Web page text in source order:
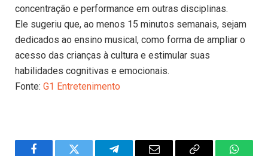
concentração e performance em outras disciplinas.
Ele sugeriu que, ao menos 15 minutos semanais, sejam
dedicados ao ensino musical, como forma de ampliar o
acesso das crianças à cultura e estimular suas
habilidades cognitivas e emocionais.
Fonte: G1 Entretenimento